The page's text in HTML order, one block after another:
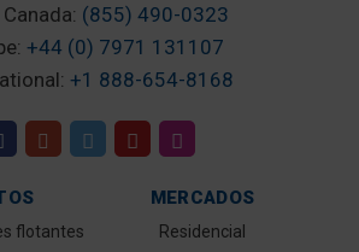
(855) 490-0323
+44 (0) 7971 131107
+1 888-654-8168
flotantes
MERCADOS
Residencial